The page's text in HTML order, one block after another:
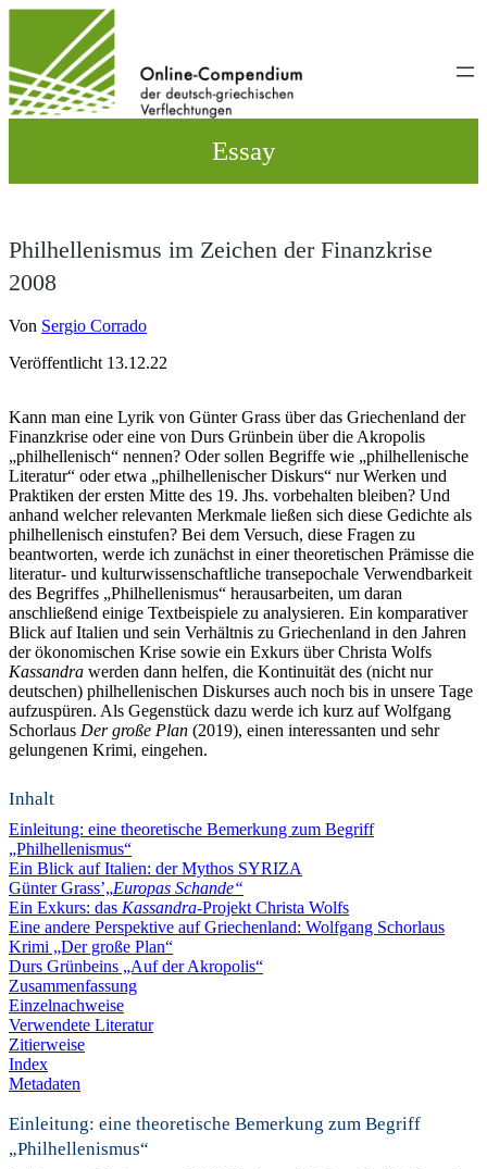
wechseln
Essay
Philhellenismus im Zeichen der Finanzkrise
2008
Von Sergio Corrado
Veröffentlicht 13.12.22
Kann man eine Lyrik von Günter Grass über das Griechenland der
Finanzkrise oder eine von Durs Grünbein über die Akropolis
„philhellenisch“ nennen? Oder sollen Begriffe wie „philhellenische
Literatur“ oder etwa „philhellenischer Diskurs“ nur Werken und
Praktiken der ersten Mitte des 19. Jhs. vorbehalten bleiben? Und
anhand welcher relevanten Merkmale ließen sich diese Gedichte als
philhellenisch einstufen? Bei dem Versuch, diese Fragen zu
beantworten, werde ich zunächst in einer theoretischen Prämisse die
literatur- und kulturwissenschaftliche transepochale Verwendbarkeit
des Begriffes „Philhellenismus“ herausarbeiten, um daran
anschließend einige Textbeispiele zu analysieren. Ein komparativer
Blick auf Italien und sein Verhältnis zu Griechenland in den Jahren
der ökonomischen Krise sowie ein Exkurs über Christa Wolfs
Kassandra werden dann helfen, die Kontinuität des (nicht nur
deutschen) philhellenischen Diskurses auch noch bis in unsere Tage
aufzuspüren. Als Gegenstück dazu werde ich kurz auf Wolfgang
Schorlaus Der große Plan (2019), einen interessanten und sehr
gelungenen Krimi, eingehen.
Inhalt
Einleitung: eine theoretische Bemerkung zum Begriff
„Philhellenismus“
Ein Blick auf Italien: der Mythos SYRIZA
Günter Grass’„Europas Schande“
Ein Exkurs: das Kassandra-Projekt Christa Wolfs
Eine andere Perspektive auf Griechenland: Wolfgang Schorlaus
Krimi „Der große Plan“
Durs Grünbeins „Auf der Akropolis“
Zusammenfassung
Einzelnachweise
Verwendete Literatur
Zitierweise
Index
Metadaten
Einleitung: eine theoretische Bemerkung zum Begriff
„Philhellenismus“